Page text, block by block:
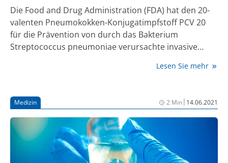
Die Food and Drug Administration (FDA) hat den 20-
valenten Pneumokokken-Konjugatimpfstoff PCV 20
für die Prävention von durch das Bakterium
Streptococcus pneumoniae verursachte invasive
Lungenentzündungen bei Erwachsenen ab 18 Jahren
Lesen Sie mehr
Medizin 2 Min| 14.06.2021